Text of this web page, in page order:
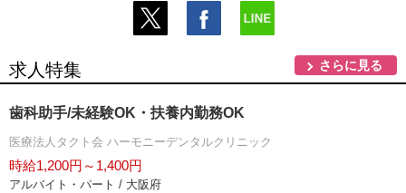
求人特集 さらに見る
歯科助手/未経験OK・扶養内勤務OK
医療法人タクト会 ハーモニーデンタルクリニック
時給1,200円～1,400円
アルバイト・パート / 大阪府